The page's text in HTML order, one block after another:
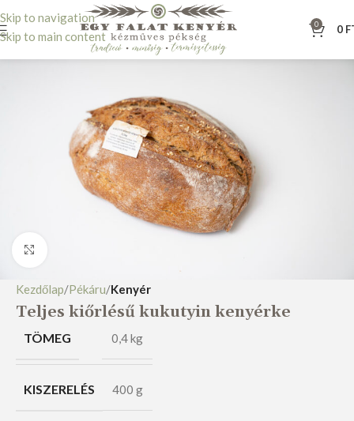
Skip to navigation
Skip to main content
0 0
Kezdőlap Pékáru Kenyér
Teljes kiőrlésű kukutyin kenyérke
TÖMEG 0,4 kg
KISZERELÉS 400 g